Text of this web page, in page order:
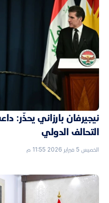
نيجيرفان بارزاني يحذّر:
التحالف الدولي
الخميس 5 فبراير 2026 11:55 م